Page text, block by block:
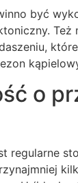
być
Też
o
regularne